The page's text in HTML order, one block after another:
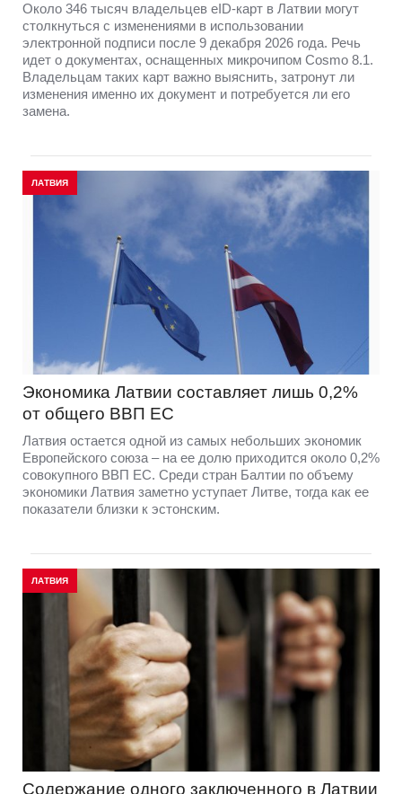
Около 346 тысяч владельцев eID-карт в Латвии могут
столкнуться с изменениями в использовании
электронной подписи после 9 декабря 2026 года. Речь
идет о документах, оснащенных микрочипом Cosmo 8.1.
Владельцам таких карт важно выяснить, затронут ли
изменения именно их документ и потребуется ли его
замена.
ЛАТВИЯ
Экономика Латвии составляет лишь 0,2%
от общего ВВП ЕС
Латвия остается одной из самых небольших экономик
Европейского союза – на ее долю приходится около 0,2%
совокупного ВВП ЕС. Среди стран Балтии по объему
экономики Латвия заметно уступает Литве, тогда как ее
показатели близки к эстонским.
ЛАТВИЯ
Содержание одного заключенного в Латвии